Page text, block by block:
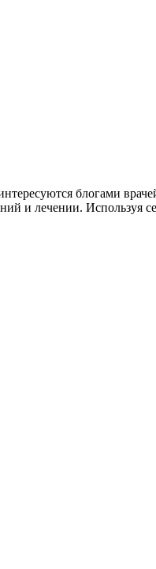
блогами
и лечении. Используя